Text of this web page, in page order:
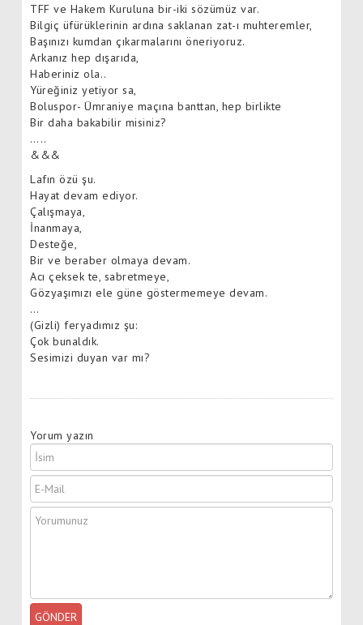
TFF ve Hakem Kuruluna bir-iki sözümüz var.
Bilgiç üfürüklerinin ardına saklanan zat-ı muhteremler,
Başınızı kumdan çıkarmalarını öneriyoruz.
Arkanız hep dışarıda,
Haberiniz ola..
Yüreğiniz yetiyor sa,
Boluspor- Ümraniye maçına banttan, hep birlikte
Bir daha bakabilir misiniz?
…..
&&&
Lafın özü şu.
Hayat devam ediyor.
Çalışmaya,
İnanmaya,
Desteğe,
Bir ve beraber olmaya devam.
Acı çeksek te, sabretmeye,
Gözyaşımızı ele güne göstermemeye devam.
…
(Gizli) feryadımız şu:
Çok bunaldık.
Sesimizi duyan var mı?
Yorum yazın
GÖNDER